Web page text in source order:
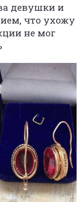
девушки и
что ухожу
не мог